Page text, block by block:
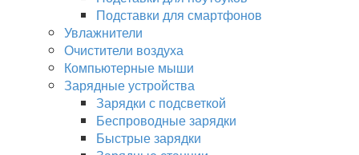
Подставки для смартфонов
Увлажнители
Очистители воздуха
Компьютерные мыши
Зарядные устройства
Зарядки с подсветкой
Беспроводные зарядки
Быстрые зарядки